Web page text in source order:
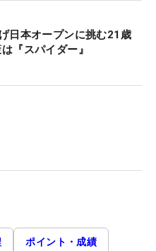
日本オープンに挑む21歳
『スパイダー』
ポイント・成績